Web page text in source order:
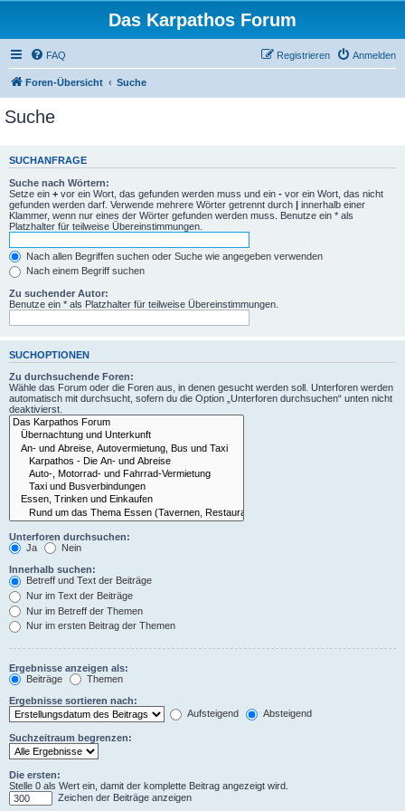
Das Karpathos Forum
FAQ Anmelden
Registrieren
Foren-Übersicht Suche
Suche
SUCHANFRAGE
Suche nach Wörtern:
Setze ein + vor ein Wort, das gefunden werden muss und ein - vor ein Wort, das nicht
gefunden werden darf. Verwende mehrere Wörter getrennt durch | innerhalb einer
Klammer, wenn nur eines der Wörter gefunden werden muss. Benutze ein * als
Platzhalter für teilweise Übereinstimmungen.
Nach allen Begriffen suchen oder Suche wie angegeben verwenden
Nach einem Begriff suchen
Zu suchender Autor:
Benutze ein * als Platzhalter für teilweise Übereinstimmungen.
SUCHOPTIONEN
Zu durchsuchende Foren:
Wähle das Forum oder die Foren aus, in denen gesucht werden soll. Unterforen werden
automatisch mit durchsucht, sofern du die Option „Unterforen durchsuchen“ unten nicht
deaktivierst.
Unterforen durchsuchen:
Ja
Nein
Innerhalb suchen:
Betreff und Text der Beiträge
Nur im Text der Beiträge
Nur im Betreff der Themen
Nur im ersten Beitrag der Themen
Ergebnisse anzeigen als:
Beiträge
Themen
Ergebnisse sortieren nach:
Aufsteigend
Absteigend
Suchzeitraum begrenzen:
Die ersten:
Stelle 0 als Wert ein, damit der komplette Beitrag angezeigt wird.
Zeichen der Beiträge anzeigen